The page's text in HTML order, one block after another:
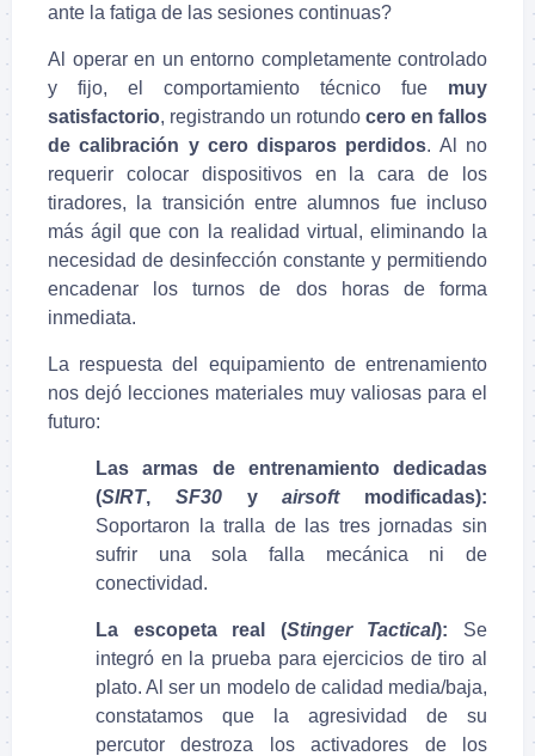
ante la fatiga de las sesiones continuas?
Al operar en un entorno completamente controlado
y fijo, el comportamiento técnico fue muy
satisfactorio, registrando un rotundo cero en fallos
de calibración y cero disparos perdidos. Al no
requerir colocar dispositivos en la cara de los
tiradores, la transición entre alumnos fue incluso
más ágil que con la realidad virtual, eliminando la
necesidad de desinfección constante y permitiendo
encadenar los turnos de dos horas de forma
inmediata.
La respuesta del equipamiento de entrenamiento
nos dejó lecciones materiales muy valiosas para el
futuro:
Las armas de entrenamiento dedicadas
(SIRT, SF30yairsoftmodificadas):
Soportaron la tralla de las tres jornadas sin
sufrir una sola falla mecánica ni de
conectividad.
La escopeta real (Stinger Tactical): Se
integró en la prueba para ejercicios de tiro al
plato. Al ser un modelo de calidad media/baja,
constatamos que la agresividad de su
percutor destroza los activadores de los